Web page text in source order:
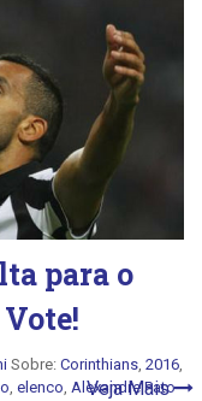
para o
Sobre: Corinthians 2016
elenco Alexandre Pato
Veja Mais